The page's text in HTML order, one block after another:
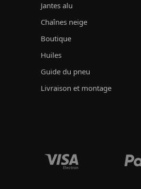
Jantes alu
Chaînes neige
Boutique
Huiles
Guide du pneu
Livraison et montage